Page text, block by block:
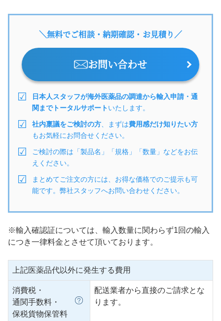
＼無料でご相談・納期確認・お見積り／
お問い合わせ
日本人スタッフが海外医薬品の調達から輸入申請・通
関までトータルサポートいたします。
社内稟議をご検討の方 、まずは費用感だけ知りたい方
もお気軽にお問合せください。
ご検討の際は「製品名」「規格」「数量」などをお伝
えください。
まとめてご注文の方には、お得な価格でのご提示も可
能です。弊社スタッフへお問い合わせください。
※輸入確認証については、輸入数量に関わらず1回の輸入
につき一律料金とさせて頂いております。
上記医薬品代以外に発生する費用
消費税・
通関手数料・
保税貨物保管料
配送業者から直接のご請求とな
ります。